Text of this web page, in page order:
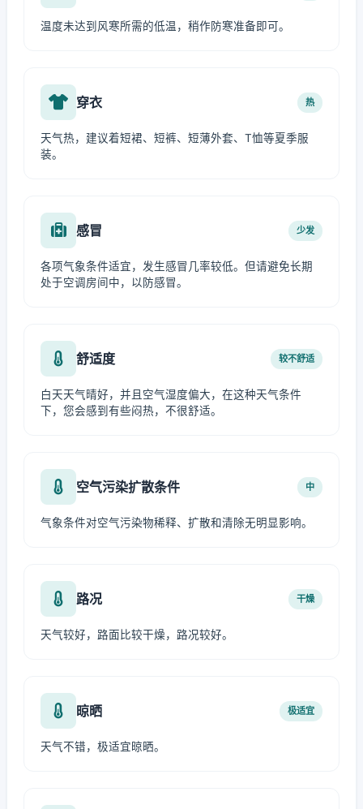
温度未达到风寒所需的低温，稍作防寒准备即可。
穿衣 热
天气热，建议着短裙、短裤、短薄外套、T恤等夏季服
装。
感冒 少发
各项气象条件适宜，发生感冒几率较低。但请避免长期
处于空调房间中，以防感冒。
舒适度 较不舒适
白天天气晴好，并且空气湿度偏大，在这种天气条件
下，您会感到有些闷热，不很舒适。
空气污染扩散条件 中
气象条件对空气污染物稀释、扩散和清除无明显影响。
路况 干燥
天气较好，路面比较干燥，路况较好。
晾晒 极适宜
天气不错，极适宜晾晒。